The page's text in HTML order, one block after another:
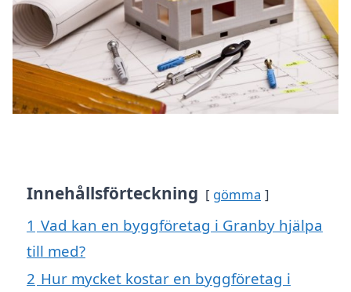
Innehållsförteckning gömma
1 Vad kan en byggföretag i Granby hjälpa
till med?
2 Hur mycket kostar en byggföretag i